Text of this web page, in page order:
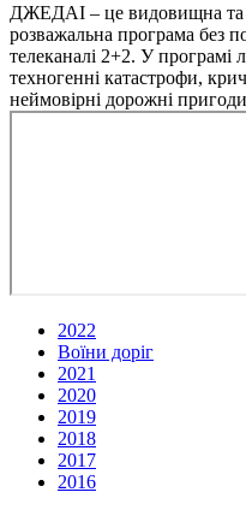
ДЖЕДАІ – це видовищна та
розважальна програма без
телеканалі 2+2. У програмі
техногенні катастрофи,
неймовірні дорожні
2022
Воїни доріг
2021
2020
2019
2018
2017
2016